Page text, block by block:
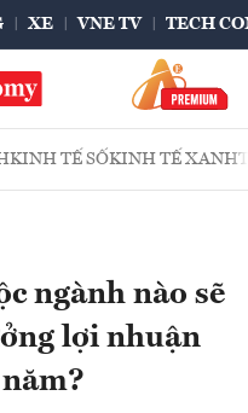
XE VNE TV TECH
KINH TẾ SỐKINH TẾ XANH
ngành nào sẽ
lợi nhuận